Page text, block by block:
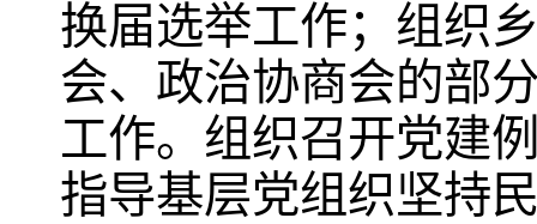
换届选举工作；组织
会、政治协商会的部
工作。组织召开党建
指导基层党组织坚持